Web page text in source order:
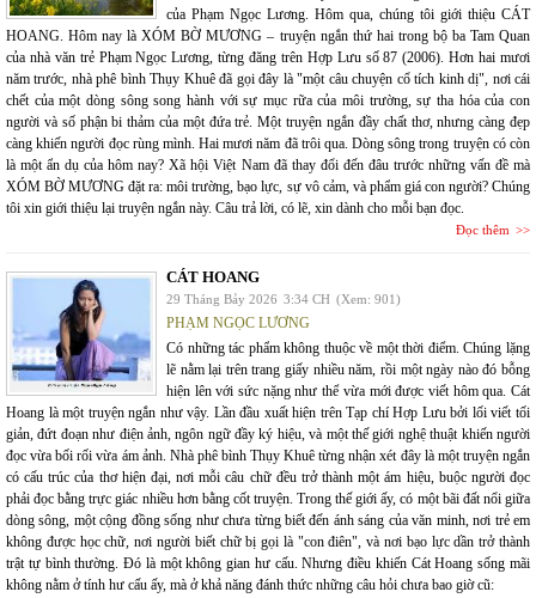
của Phạm Ngọc Lương. Hôm qua, chúng tôi giới thiệu CÁT
HOANG. Hôm nay là XÓM BỜ MƯƠNG – truyện ngắn thứ hai trong bộ ba Tam Quan
của nhà văn trẻ Phạm Ngọc Lương, từng đăng trên Hợp Lưu số 87 (2006). Hơn hai mươi
năm trước, nhà phê bình Thụy Khuê đã gọi đây là "một câu chuyện cổ tích kinh dị", nơi cái
chết của một dòng sông song hành với sự mục rữa của môi trường, sự tha hóa của con
người và số phận bi thảm của một đứa trẻ. Một truyện ngắn đầy chất thơ, nhưng càng đẹp
càng khiến người đọc rùng mình. Hai mươi năm đã trôi qua. Dòng sông trong truyện có còn
là một ẩn dụ của hôm nay? Xã hội Việt Nam đã thay đổi đến đâu trước những vấn đề mà
XÓM BỜ MƯƠNG đặt ra: môi trường, bạo lực, sự vô cảm, và phẩm giá con người? Chúng
tôi xin giới thiệu lại truyện ngắn này. Câu trả lời, có lẽ, xin dành cho mỗi bạn đọc.
Đọc thêm
CÁT HOANG
29 Tháng Bảy 2026 3:34 CH (Xem: 901)
PHẠM NGỌC LƯƠNG
Có những tác phẩm không thuộc về một thời điểm. Chúng lặng
lẽ nằm lại trên trang giấy nhiều năm, rồi một ngày nào đó bỗng
hiện lên với sức nặng như thể vừa mới được viết hôm qua. Cát
Hoang là một truyện ngắn như vậy. Lần đầu xuất hiện trên Tạp chí Hợp Lưu bởi lối viết tối
giản, đứt đoạn như điện ảnh, ngôn ngữ đầy ký hiệu, và một thế giới nghệ thuật khiến người
đọc vừa bối rối vừa ám ảnh. Nhà phê bình Thụy Khuê từng nhận xét đây là một truyện ngắn
có cấu trúc của thơ hiện đại, nơi mỗi câu chữ đều trở thành một ám hiệu, buộc người đọc
phải đọc bằng trực giác nhiều hơn bằng cốt truyện. Trong thế giới ấy, có một bãi đất nổi giữa
dòng sông, một cộng đồng sống như chưa từng biết đến ánh sáng của văn minh, nơi trẻ em
không được học chữ, nơi người biết chữ bị gọi là "con điên", và nơi bạo lực dần trở thành
trật tự bình thường. Đó là một không gian hư cấu. Nhưng điều khiến Cát Hoang sống mãi
không nằm ở tính hư cấu ấy, mà ở khả năng đánh thức những câu hỏi chưa bao giờ cũ: